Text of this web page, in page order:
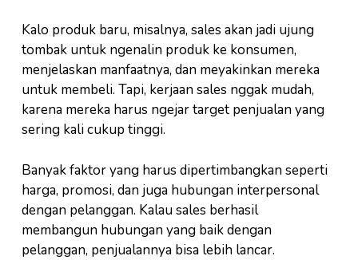
Kalo produk baru, misalnya, sales akan jadi ujung
tombak untuk ngenalin produk ke konsumen,
menjelaskan manfaatnya, dan meyakinkan mereka
untuk membeli. Tapi, kerjaan sales nggak mudah,
karena mereka harus ngejar target penjualan yang
sering kali cukup tinggi.
Banyak faktor yang harus dipertimbangkan seperti
harga, promosi, dan juga hubungan interpersonal
dengan pelanggan. Kalau sales berhasil
membangun hubungan yang baik dengan
pelanggan, penjualannya bisa lebih lancar.